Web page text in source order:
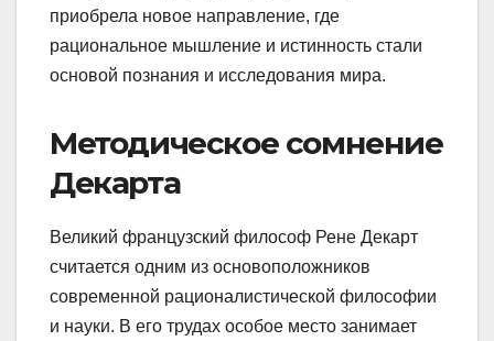
приобрела новое направление, где
рациональное мышление и истинность стали
основой познания и исследования мира.
Методическое сомнение
Декарта
Великий французский философ Рене Декарт
считается одним из основоположников
современной рационалистической философии
и науки. В его трудах особое место занимает